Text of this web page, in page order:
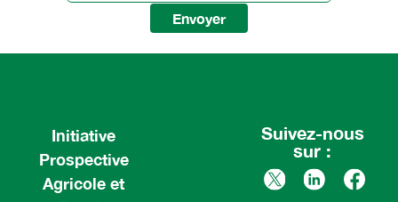
Envoyer
Initiative
Prospective
Agricole et
Suivez-nous
sur :